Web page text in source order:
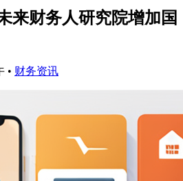
来财务人研究院增加国
• 财务资讯